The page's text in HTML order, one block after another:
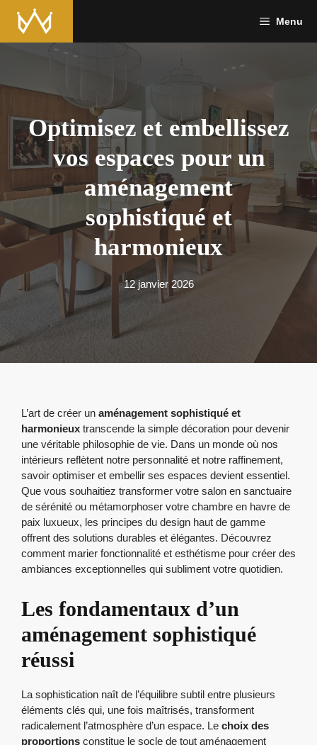
Menu
Optimisez et embellissez
vos espaces pour un
aménagement
sophistiqué et
harmonieux
12 janvier 2026
L’art de créer un aménagement sophistiqué et
harmonieux transcende la simple décoration pour devenir
une véritable philosophie de vie. Dans un monde où nos
intérieurs reflètent notre personnalité et notre raffinement,
savoir optimiser et embellir ses espaces devient essentiel.
Que vous souhaitiez transformer votre salon en sanctuaire
de sérénité ou métamorphoser votre chambre en havre de
paix luxueux, les principes du design haut de gamme
offrent des solutions durables et élégantes. Découvrez
comment marier fonctionnalité et esthétisme pour créer des
ambiances exceptionnelles qui subliment votre quotidien.
Les fondamentaux d’un
aménagement sophistiqué
réussi
La sophistication naît de l’équilibre subtil entre plusieurs
éléments clés qui, une fois maîtrisés, transforment
radicalement l’atmosphère d’un espace. Le choix des
proportions constitue le socle de tout aménagement